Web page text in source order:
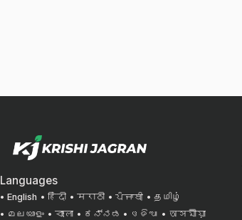
Languages
English हिंदी मराठी ਪੰਜਾਬੀ
தமிழ்
മലയാളം
বাংলা ಕನ್ನಡ ଓଡିଆ অসমীয়া